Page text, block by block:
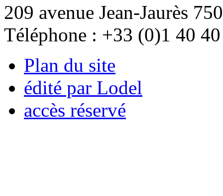
209 avenue Jean-Jaurès
Téléphone : +33 (0)1 40
Plan du site
édité par Lodel
accès réservé